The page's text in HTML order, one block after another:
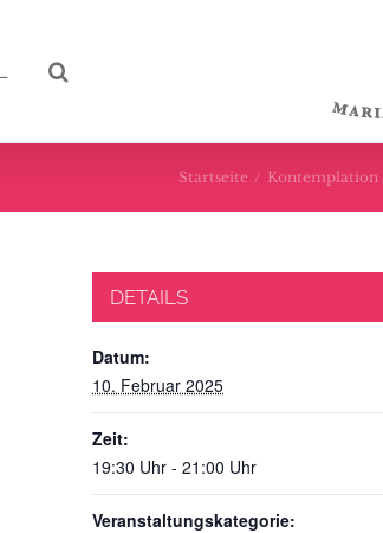
Startseite / Kontemplation
DETAILS
Datum:
10. Februar 2025
Zeit:
19:30 Uhr - 21:00 Uhr
Veranstaltungskategorie: